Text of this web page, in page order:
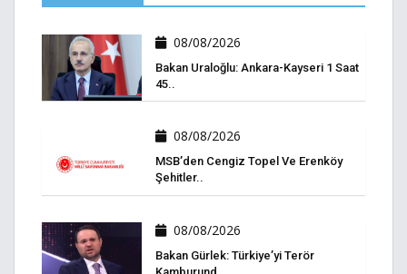
08/08/2026
Bakan Uraloğlu: Ankara-Kayseri 1 Saat
45..
08/08/2026
MSB’den Cengiz Topel Ve Erenköy
Şehitler..
08/08/2026
Bakan Gürlek: Türkiye’yi Terör